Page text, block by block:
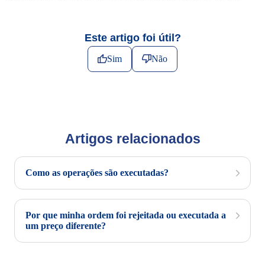
Este artigo foi útil?
Sim Não
Artigos relacionados
Como as operações são executadas?
Por que minha ordem foi rejeitada ou executada a
um preço diferente?